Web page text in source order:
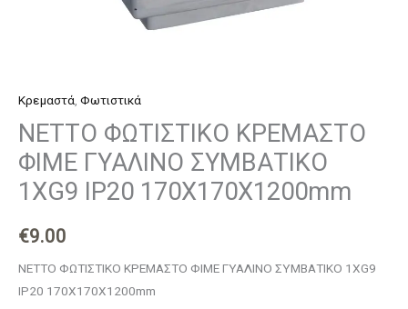
Κρεμαστά, Φωτιστικά
NETTO ΦΩΤΙΣΤΙΚΟ ΚΡΕΜΑΣΤΟ
ΦΙΜΕ ΓΥΑΛΙΝΟ ΣΥΜΒΑΤΙΚΟ
1ΧG9 IP20 170Χ170Χ1200mm
€9.00
NETTO ΦΩΤΙΣΤΙΚΟ ΚΡΕΜΑΣΤΟ ΦΙΜΕ ΓΥΑΛΙΝΟ ΣΥΜΒΑΤΙΚΟ 1ΧG9
IP20 170Χ170Χ1200mm